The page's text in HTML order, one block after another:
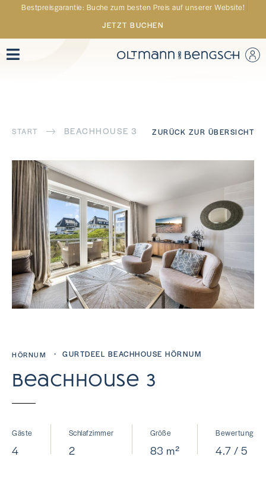
Bestpreisgarantie: Buche zum besten Preis auf unserer Website!
JETZT BUCHEN
START BEACHHOUSE 3 ZURÜCK ZUR ÜBERSICHT
HÖRNUM ・ GURTDEEL BEACHHOUSE HÖRNUM
Beachhouse 3
Gäste
4
Schlafzimmer
2
Größe
83 m²
Bewertung
4.7 / 5